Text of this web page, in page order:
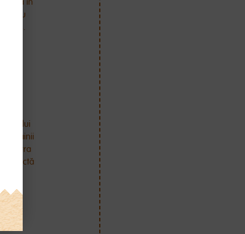
Nu
laptelui
mâinii
corectă